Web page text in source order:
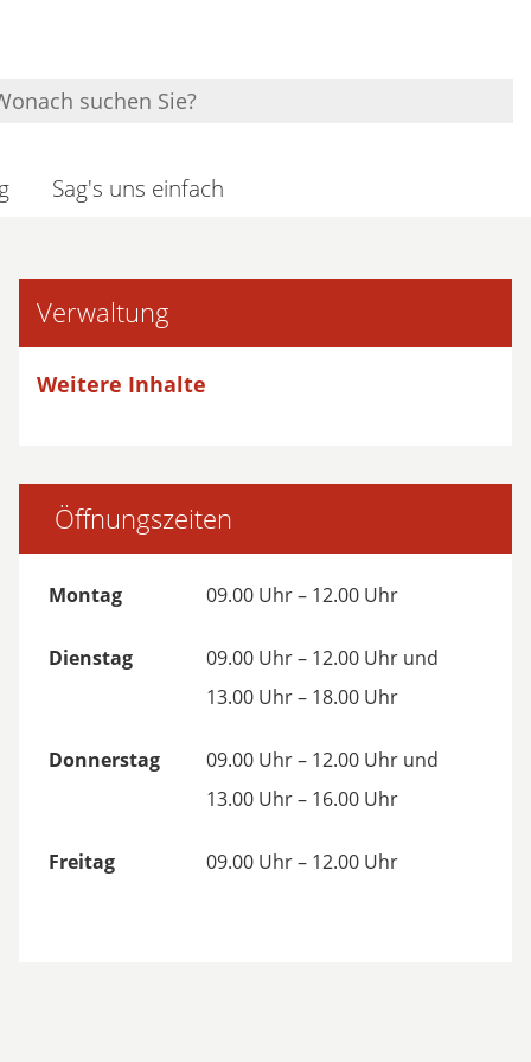
Sag's uns einfach
Verwaltung
Weitere Inhalte
Öffnungszeiten
Montag 09.00 Uhr – 12.00 Uhr
Dienstag
09.00 Uhr – 12.00 Uhr und
13.00 Uhr – 18.00 Uhr
Donnerstag
09.00 Uhr – 12.00 Uhr und
13.00 Uhr – 16.00 Uhr
Freitag 09.00 Uhr – 12.00 Uhr